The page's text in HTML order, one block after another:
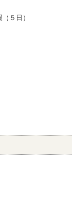
５日）